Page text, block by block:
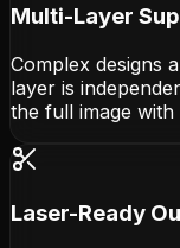
Multi-Layer
Complex designs
layer is
the full image with
Laser-Ready